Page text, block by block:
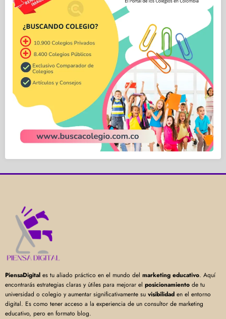
PiensaDigital es tu aliado práctico en el mundo del marketing educativo. Aquí
encontrarás estrategias claras y útiles para mejorar el posicionamiento de tu
universidad o colegio y aumentar significativamente su visibilidad en el entorno
digital. Es como tener acceso a la experiencia de un consultor de marketing
educativo, pero en formato blog.